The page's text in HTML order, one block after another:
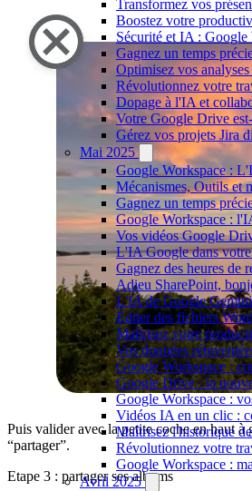
Transformez vos
Boostez votre
Sécurité et IA : Google
Gagnez un temps
Optimisez vos
Révolutionnez votre
Dopage à l'IA et
Votre Google Drive
Gérez vos projets Jira
Mai 2025
Google Workspace :
Mécanismes, Outils et
Gagnez un temps
Google Workspace :
Vos vidéos Google
L'IA Google dans
Gagnez des heures de
Adieu SharePoint,
L'IA de Google
Éditer des fichiers
Maîtrisez votre
Vos données
Google Workspace :
Google Drive : la
Google Workspace :
Vidéos IA en un clic :
Maîtrisez l'historique
Révolutionnez votre
Google Workspace :
Avril 2025
Puis valider avec la petite coche en haut à
“partager”.
Etape 3 : partager ses albums